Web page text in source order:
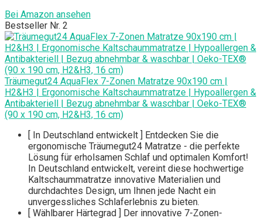
Bei Amazon ansehen
Bestseller Nr. 2
Träumegut24 AquaFlex 7-Zonen Matratze 90x190 cm |
H2&H3 | Ergonomische Kaltschaummatratze | Hypoallergen &
Antibakteriell | Bezug abnehmbar & waschbar | Oeko-TEX®
(90 x 190 cm, H2&H3, 16 cm)
[ In Deutschland entwickelt ] Entdecken Sie die
ergonomische Träumegut24 Matratze - die perfekte
Lösung für erholsamen Schlaf und optimalen Komfort!
In Deutschland entwickelt, vereint diese hochwertige
Kaltschaummatratze innovative Materialien und
durchdachtes Design, um Ihnen jede Nacht ein
unvergessliches Schlaferlebnis zu bieten.
[ Wählbarer Härtegrad ] Der innovative 7-Zonen-